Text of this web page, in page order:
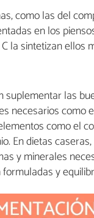
como las del
en los
la sintetizan ellos
suplementar las
necesarios como
como el
En dietas
y minerales
y